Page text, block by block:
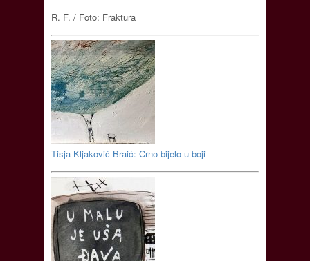
R. F. / Foto: Fraktura
Tisja Kljaković Braić: Crno bijelo u boji